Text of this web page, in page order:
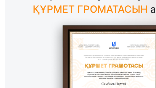
ҚҰРМЕТ ГРОМАТАСЫН